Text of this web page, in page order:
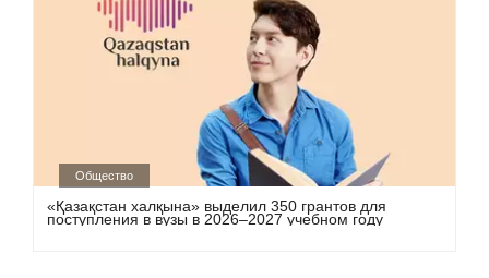
Общество
«Қазақстан халқына» выделил 350 грантов для
поступления в вузы в 2026–2027 учебном году